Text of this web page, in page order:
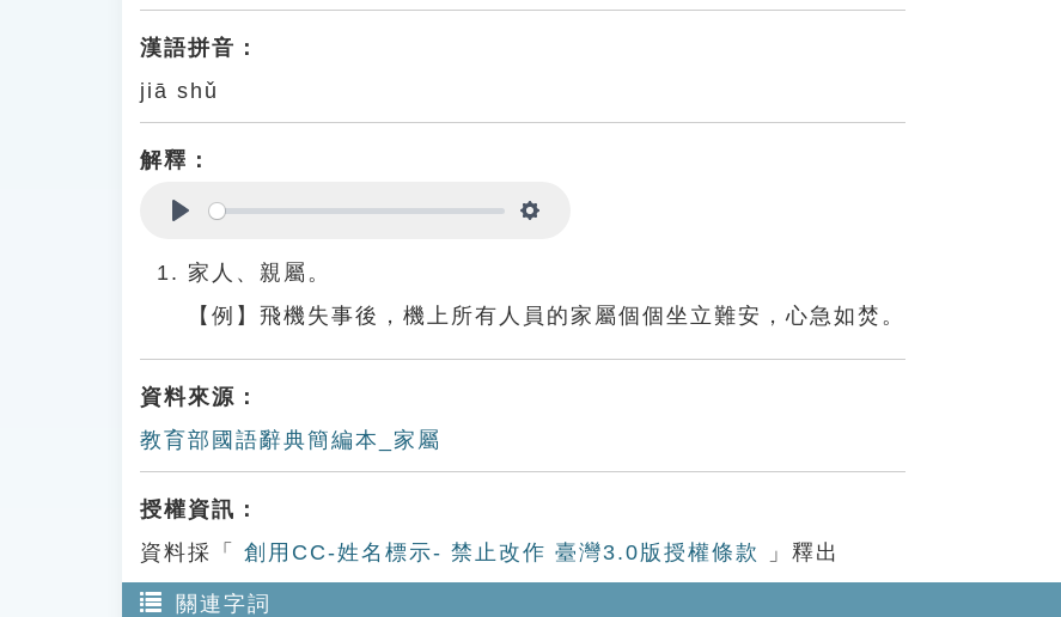
漢語拼音：
jiā shǔ
解釋：
家人、親屬。
【例】飛機失事後，機上所有人員的家屬個個坐立難安，心急如焚。
資料來源：
教育部國語辭典簡編本_家屬
授權資訊：
資料採「
創用CC-姓名標示- 禁止改作 臺灣3.0版授權條款 」釋出
關連字詞